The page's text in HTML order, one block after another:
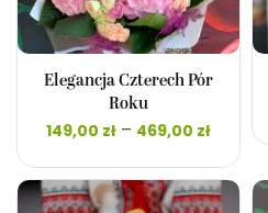
Elegancja Czterech Pór
Roku
149,00 zł – 469,00 zł Zakres
cen:
149,00
do
469,00